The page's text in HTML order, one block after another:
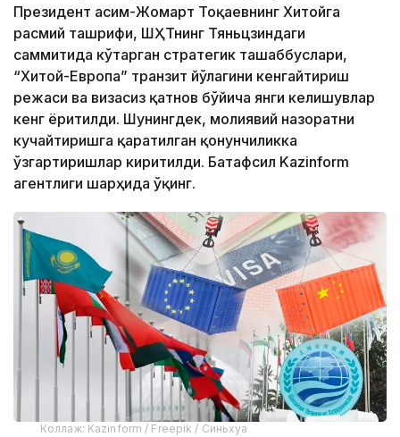
Президент Қасим-Жомарт Тоқаевнинг Хитойга
расмий ташрифи, ШҲТнинг Тяньцзиндаги
саммитида кўтарган стратегик ташаббуслари,
“Хитой-Европа” транзит йўлагини кенгайтириш
режаси ва визасиз қатнов бўйича янги келишувлар
кенг ёритилди. Шунингдек, молиявий назоратни
кучайтиришга қаратилган қонунчиликка
ўзгартиришлар киритилди. Батафсил Kazinform
агентлиги шарҳида ўқинг.
Коллаж: Kazinform / Freepik / Синьхуа